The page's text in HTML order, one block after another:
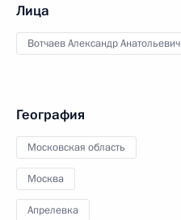
Лица
Вотчаев Александр Анатольевич
География
Московская область
Москва
Апрелевка